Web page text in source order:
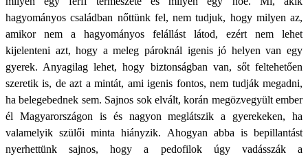
hagyományos családban nőttünk fel, nem tudjuk, hogy milyen az,
amikor nem a hagyományos felállást látod, ezért nem lehet
kijelenteni azt, hogy a meleg pároknál igenis jó helyen van egy
gyerek. Anyagilag lehet, hogy biztonságban van, sőt feltehetően
szeretik is, de azt a mintát, ami igenis fontos, nem tudják megadni,
ha belegebednek sem. Sajnos sok elvált, korán megözvegyült ember
él Magyarországon is és nagyon meglátszik a gyerekeken, ha
valamelyik szülői minta hiányzik. Ahogyan abba is bepillantást
nyerhettünk sajnos, hogy a pedofilok úgy vadásszák a